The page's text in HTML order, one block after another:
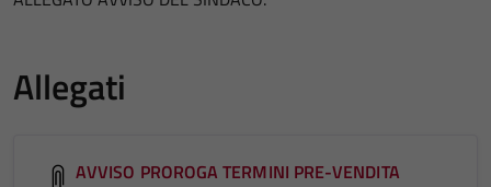
Allegati
AVVISO PROROGA TERMINI PRE-VENDITA